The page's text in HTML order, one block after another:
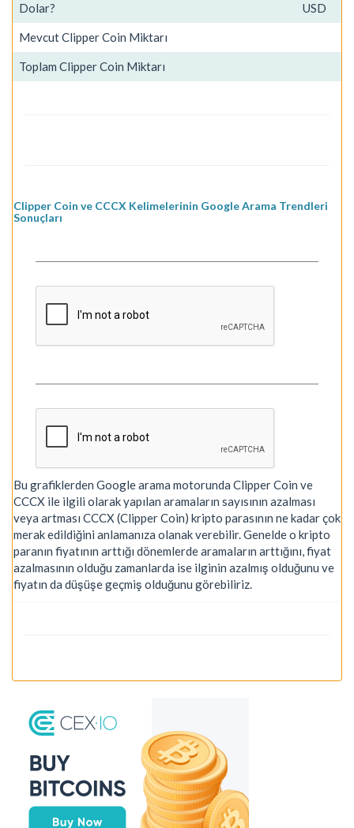
Dolar?
USD
Mevcut Clipper Coin Miktarı
Toplam Clipper Coin Miktarı
Clipper Coin ve CCCX Kelimelerinin Google Arama Trendleri
Sonuçları
Bu grafiklerden Google arama motorunda Clipper Coin ve
CCCX ile ilgili olarak yapılan aramaların sayısının azalması
veya artması CCCX (Clipper Coin) kripto parasının ne kadar çok
merak edildiğini anlamanıza olanak verebilir. Genelde o kripto
paranın fiyatının arttığı dönemlerde aramaların arttığını, fiyat
azalmasının olduğu zamanlarda ise ilginin azalmış olduğunu ve
fiyatın da düşüşe geçmiş olduğunu görebiliriz.